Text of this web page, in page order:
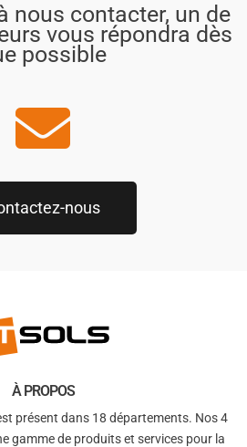
nous contacter, un de
vous répondra dès
possible
nous
À PROPOS
présent dans 18 départements. Nos 4
gamme de produits et services pour la